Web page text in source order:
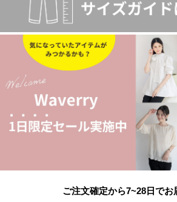
ご注文確定から7~28日でお